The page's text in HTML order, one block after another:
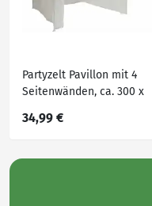
Partyzelt Pavillon mit 4
Seitenwänden, ca. 300 x
34,99 €